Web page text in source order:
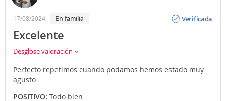
17/08/2024 En familia
Verificada
Excelente
Desglose valoración
Perfecto repetimos cuando podamos hemos estado muy
agusto
POSITIVO: Todo bien